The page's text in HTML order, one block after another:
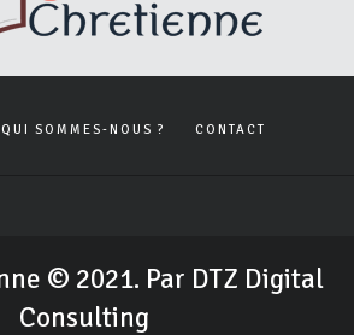
QUI SOMMES-NOUS ? CONTACT
© 2021. Par DTZ Digital
Consulting